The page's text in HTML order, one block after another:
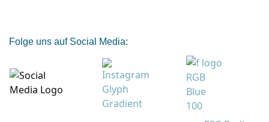
Folge uns auf Social Media: